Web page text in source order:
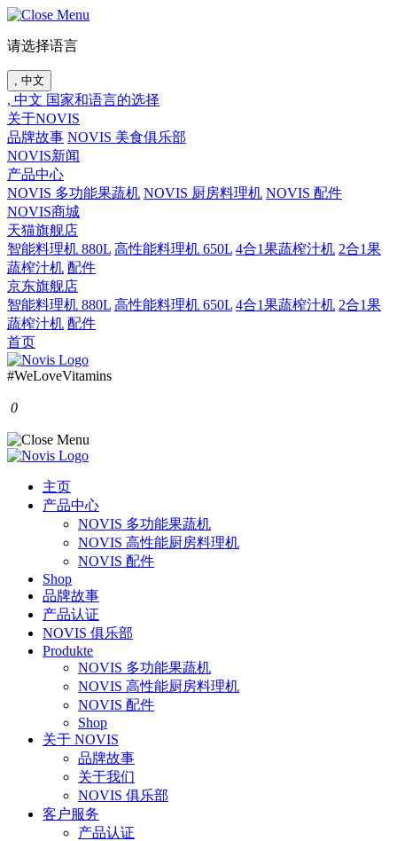
请选择语言
, 中文
, 中文 国家和语言的选择
关于NOVIS
品牌故事 NOVIS 美食俱乐部
NOVIS新闻
产品中心
NOVIS 多功能果蔬机 NOVIS 厨房料理机 NOVIS 配件
NOVIS商城
天猫旗舰店
智能料理机 880L 高性能料理机 650L 4合1果蔬榨汁机 2合1果
蔬榨汁机 配件
京东旗舰店
智能料理机 880L 高性能料理机 650L 4合1果蔬榨汁机 2合1果
蔬榨汁机 配件
首页
#WeLoveVitamins
0
主页
产品中心
NOVIS 多功能果蔬机
NOVIS 高性能厨房料理机
NOVIS 配件
Shop
品牌故事
产品认证
NOVIS 俱乐部
Produkte
NOVIS 多功能果蔬机
NOVIS 高性能厨房料理机
NOVIS 配件
Shop
关于 NOVIS
品牌故事
关于我们
NOVIS 俱乐部
客户服务
产品认证